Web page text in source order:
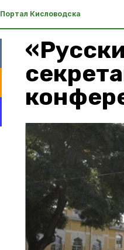
Портал Кисловодска